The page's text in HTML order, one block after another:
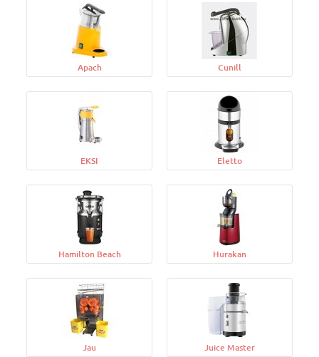
Apach Cunill
EKSI Eletto
Hamilton Beach Hurakan
Jau Juice Master